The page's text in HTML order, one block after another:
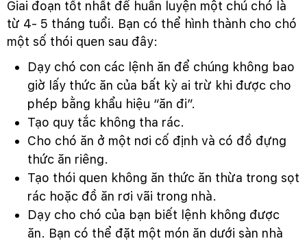
Giai đoạn tốt nhất để huấn luyện một chú chó là
từ 4- 5 tháng tuổi. Bạn có thể hình thành cho chó
một số thói quen sau đây:
Dạy chó con các lệnh ăn để chúng không bao
giờ lấy thức ăn của bất kỳ ai trừ khi được cho
phép bằng khẩu hiệu “ăn đi”.
Tạo quy tắc không tha rác.
Cho chó ăn ở một nơi cố định và có đồ đựng
thức ăn riêng.
Tạo thói quen không ăn thức ăn thừa trong sọt
rác hoặc đồ ăn rơi vãi trong nhà.
Dạy cho chó của bạn biết lệnh không được
ăn. Bạn có thể đặt một món ăn dưới sàn nhà